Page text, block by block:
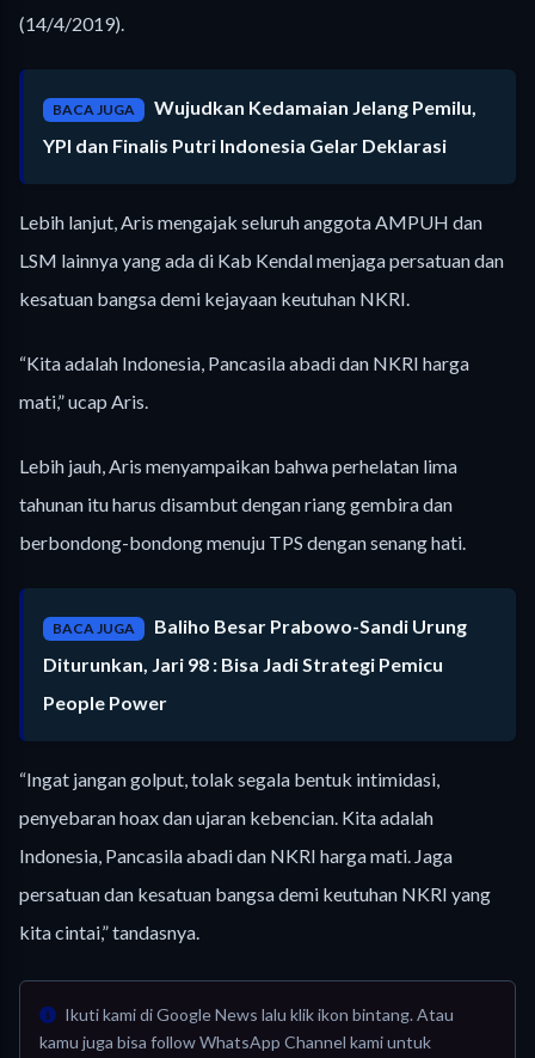
(14/4/2019).
BACA JUGA
Wujudkan Kedamaian Jelang Pemilu,
YPI dan Finalis Putri Indonesia Gelar Deklarasi
Lebih lanjut, Aris mengajak seluruh anggota AMPUH dan
LSM lainnya yang ada di Kab Kendal menjaga persatuan dan
kesatuan bangsa demi kejayaan keutuhan NKRI.
“Kita adalah Indonesia, Pancasila abadi dan NKRI harga
mati,” ucap Aris.
Lebih jauh, Aris menyampaikan bahwa perhelatan lima
tahunan itu harus disambut dengan riang gembira dan
berbondong-bondong menuju TPS dengan senang hati.
BACA JUGA
Baliho Besar Prabowo-Sandi Urung
Diturunkan, Jari 98 : Bisa Jadi Strategi Pemicu
People Power
“Ingat jangan golput, tolak segala bentuk intimidasi,
penyebaran hoax dan ujaran kebencian. Kita adalah
Indonesia, Pancasila abadi dan NKRI harga mati. Jaga
persatuan dan kesatuan bangsa demi keutuhan NKRI yang
kita cintai,” tandasnya.
Ikuti kami di Google News lalu klik ikon bintang. Atau
kamu juga bisa follow WhatsApp Channel kami untuk